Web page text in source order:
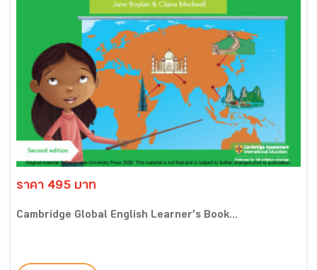
ราคา 495 บาท
Cambridge Global English Learner’s Book...